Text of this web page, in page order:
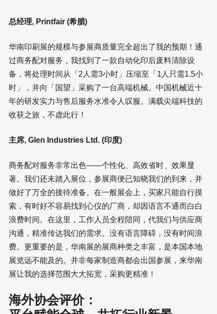
总经理, Printfair (希腊)
华南印刷展的规模与参展商质量完全超出了我的预期！通
过商务配对服务，我找到了一款自动化印后废料清除设
备，将处理时间从「2人需3小时」压缩至「1人只需1.5小
时」，并向「国望」采购了一台高端机械。中国机械近十
年的研发实力与售后服务水准令人叹服。满载尖端科技的
收获之旅，不虚此行！
主席, Glen Industries Ltd. (印度)
商务配对服务非常出色——个性化、高效省时、效果显
著。我们还未踏入展位，参展商便已知晓我们的到来，并
做好了万全的接待准备。在一般展会上，买家只能自行摸
索，有时好不容易找到心仪的厂商，却因语言不通而白白
浪费时间。在这里，工作人员全程陪同，代我们与供应商
沟通，精准传达我们的需求。没有语言障碍，没有时间浪
费。更重要的是，华南展的展商种类之丰富，是本国本地
展览远不能及的。并非每家制造商都会出国参展，来华南
展让我的选择范围大大拓宽，采购更精准！
海外协会评价：